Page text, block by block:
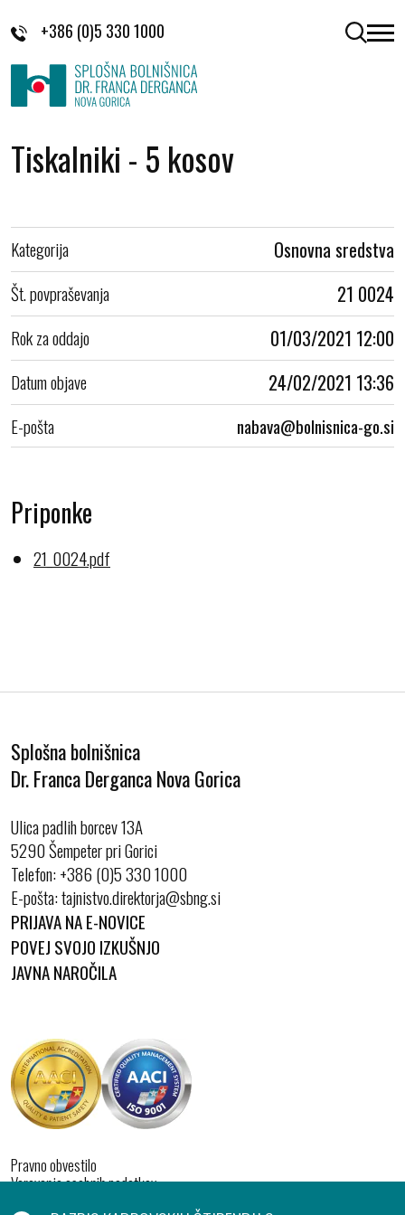
+386 (0)5 330 1000 odpri
Tiskalniki - 5 kosov
Kategorija Osnovna sredstva
Št. povpraševanja 21 0024
Rok za oddajo 01/03/2021 12:00
Datum objave 24/02/2021 13:36
E-pošta
Priponke
21_0024.pdf
Splošna bolnišnica
Dr. Franca Derganca Nova Gorica
Ulica padlih borcev 13A
5290 Šempeter pri Gorici
Telefon:+386 (0)5 330 1000
E-pošta:
PRIJAVA NA E-NOVICE
POVEJ SVOJO IZKUŠNJO
JAVNA NAROČILA
Pravno obvestilo
Varovanje osebnih podatkov